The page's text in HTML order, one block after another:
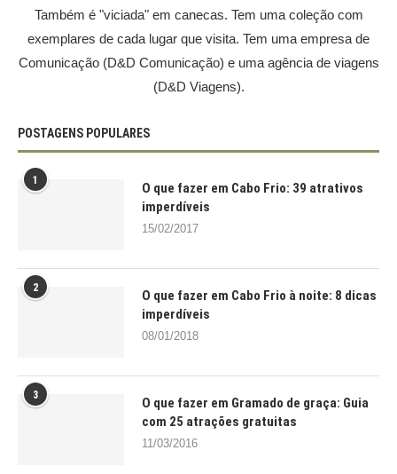
Também é "viciada" em canecas. Tem uma coleção com
exemplares de cada lugar que visita. Tem uma empresa de
Comunicação (D&D Comunicação) e uma agência de viagens
(D&D Viagens).
POSTAGENS POPULARES
1
O que fazer em Cabo Frio: 39 atrativos
imperdíveis
15/02/2017
2
O que fazer em Cabo Frio à noite: 8 dicas
imperdíveis
08/01/2018
3
O que fazer em Gramado de graça: Guia
com 25 atrações gratuitas
11/03/2016